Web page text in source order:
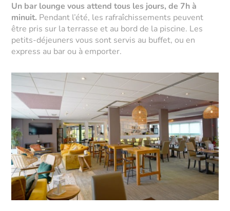
Un bar lounge vous attend tous les jours, de 7h à
minuit. Pendant l’été, les rafraîchissements peuvent
être pris sur la terrasse et au bord de la piscine. Les
petits-déjeuners vous sont servis au buffet, ou en
express au bar ou à emporter.